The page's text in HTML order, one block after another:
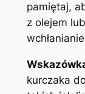
pamiętaj,
z olejem
kurczaka